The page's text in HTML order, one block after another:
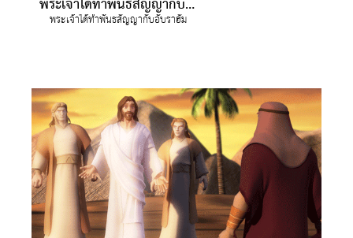
พระเจ้าได้ทำพันธสัญญากับอับราฮัม